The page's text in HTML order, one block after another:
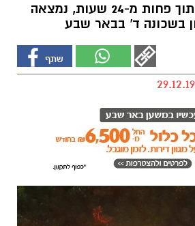
מקרי שני ומצער תוך פחות מ-24 שעות, נמצאה
בשכונה ד' בבאר שבע